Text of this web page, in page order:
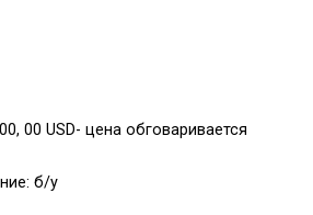
00 USD- цена обговаривается
б/у